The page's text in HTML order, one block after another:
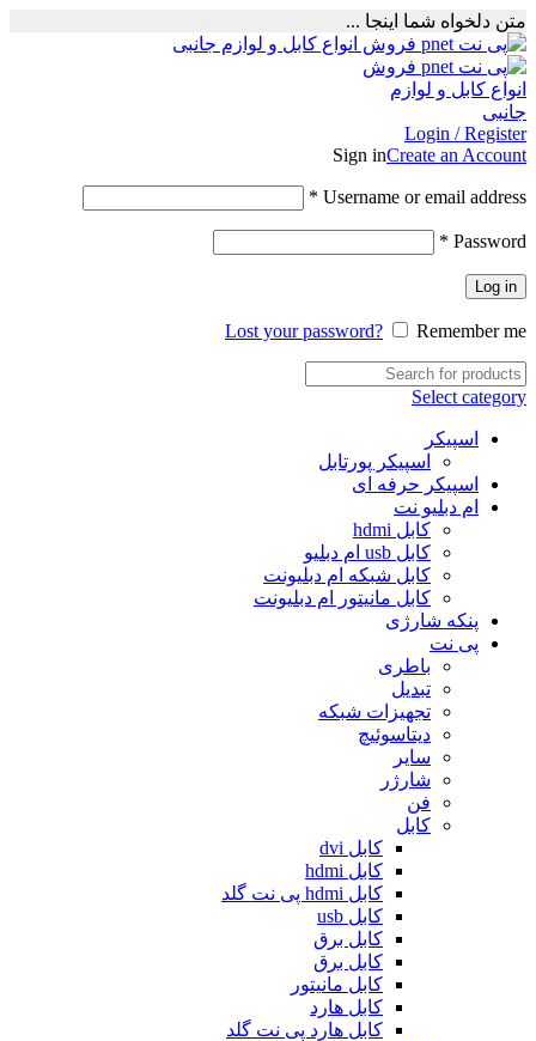
متن دلخواه شما اینجا ...
Login / Register
Sign inCreate an Account
Username or email address
*
Password
*
Log in
Lost your password? Remember me
Select category
اسپیکر
اسپیکر پورتابل
اسپیکر حرفه ای
ام دبلیو نت
کابل hdmi
کابل usb ام دبلیو
کابل شبکه ام دبلیونت
کابل مانیتور ام دبلیونت
پنکه شارژی
پی نت
باطری
تبدیل
تجهیزات شبکه
دیتاسوئیچ
سایر
شارژر
فن
کابل
کابل dvi
کابل hdmi
کابل hdmi پی نت گلد
کابل usb
کابل برق
کابل برق
کابل مانیتور
کابل هارد
کابل هارد پی نت گلد